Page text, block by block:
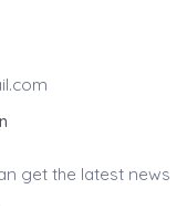
get the latest news